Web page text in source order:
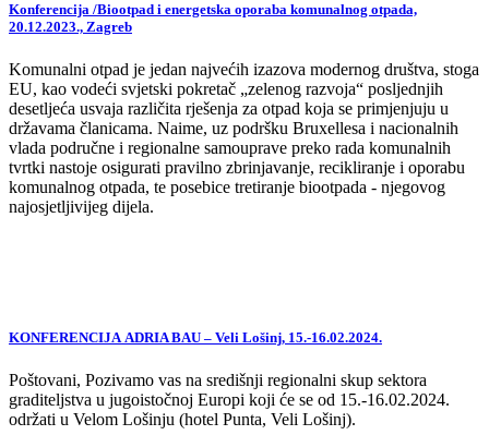
Konferencija /Biootpad i energetska oporaba komunalnog otpada,
20.12.2023., Zagreb
Komunalni otpad je jedan najvećih izazova modernog društva, stoga
EU, kao vodeći svjetski pokretač „zelenog razvoja“ posljednjih
desetljeća usvaja različita rješenja za otpad koja se primjenjuju u
državama članicama. Naime, uz podršku Bruxellesa i nacionalnih
vlada područne i regionalne samouprave preko rada komunalnih
tvrtki nastoje osigurati pravilno zbrinjavanje, recikliranje i oporabu
komunalnog otpada, te posebice tretiranje biootpada - njegovog
najosjetljivijeg dijela.
KONFERENCIJA ADRIA BAU – Veli Lošinj, 15.-16.02.2024.
Poštovani, Pozivamo vas na središnji regionalni skup sektora
graditeljstva u jugoistočnoj Europi koji će se od 15.-16.02.2024.
održati u Velom Lošinju (hotel Punta, Veli Lošinj).